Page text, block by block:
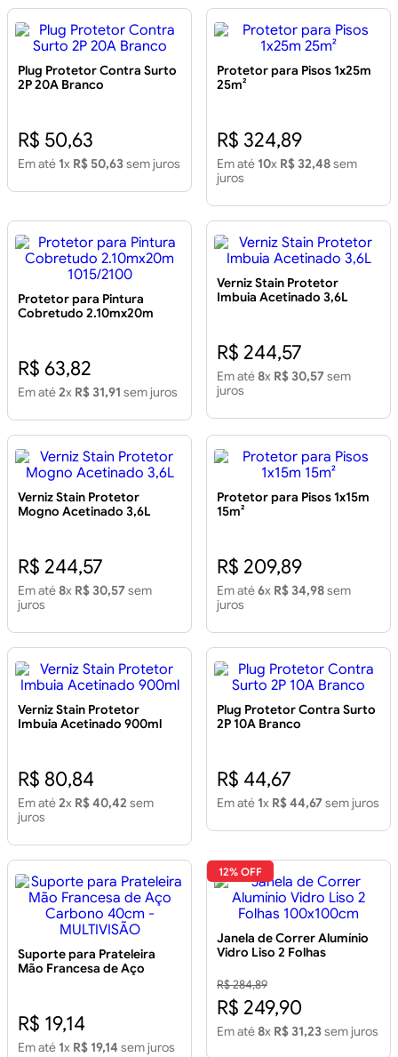
Plug Protetor Contra Surto
2P 20A Branco
R$ 50,63
Em até 1x R$ 50,63sem juros
Protetor para Pisos 1x25m
25m²
R$ 324,89
Em até 10x R$ 32,48sem
juros
Protetor para Pintura
Cobretudo 2.10mx20m
R$ 63,82
Em até2x R$ 31,91 sem juros
Verniz Stain Protetor
Imbuia Acetinado 3,6L
R$ 244,57
Em até8x R$ 30,57 sem
juros
Verniz Stain Protetor
Mogno Acetinado 3,6L
R$ 244,57
Em até8x R$ 30,57 sem
juros
Protetor para Pisos 1x15m
15m²
R$ 209,89
Em até6x R$ 34,98sem
juros
Verniz Stain Protetor
Imbuia Acetinado 900ml
R$ 80,84
Em até2x R$ 40,42 sem
juros
Plug Protetor Contra Surto
2P 10A Branco
R$ 44,67
Em até 1x R$ 44,67 sem juros
Suporte para Prateleira
Mão Francesa de Aço
R$ 19,14
Em até 1x R$ 19,14 sem juros
12% OFF
Janela de Correr Alumínio
Vidro Liso 2 Folhas
R$ 284,89
R$ 249,90
Em até8x R$ 31,23sem juros